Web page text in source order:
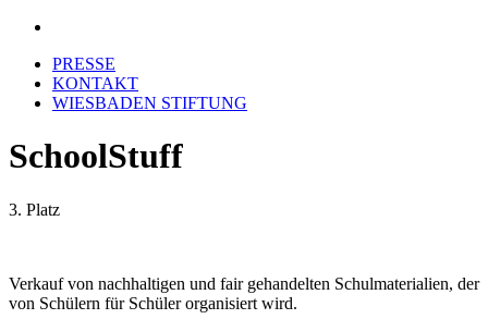
PRESSE
KONTAKT
WIESBADEN STIFTUNG
SchoolStuff
3. Platz
Verkauf von nachhaltigen und fair gehandelten Schulmaterialien, der
von Schülern für Schüler organisiert wird.